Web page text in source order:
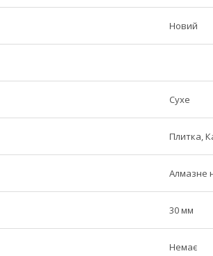
Новий
Сухе
Плитка,
Алмазне
30 мм
Немає